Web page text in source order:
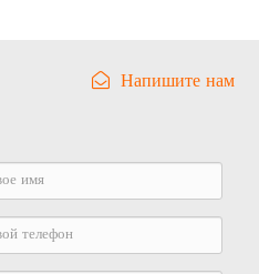
Напишите нам